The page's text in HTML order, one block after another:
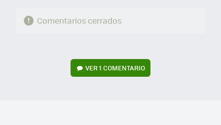
Comentarios cerrados
VER1 COMENTARIO